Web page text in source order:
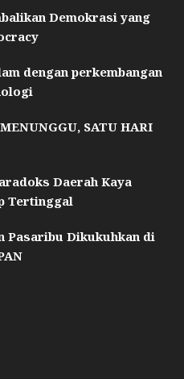
Demokrasi yang
dengan perkembangan
SATU HARI
Daerah Kaya
Tertinggal
Pasaribu Dikukuhkan di